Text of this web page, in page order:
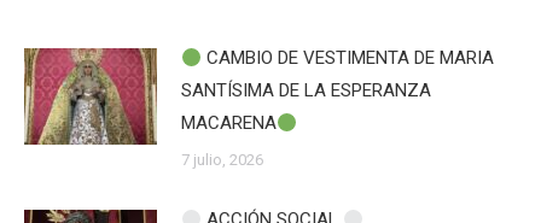
CAMBIO DE VESTIMENTA DE MARIA
SANTÍSIMA DE LA ESPERANZA
MACARENA
7 julio, 2026